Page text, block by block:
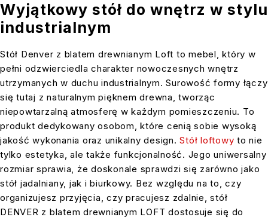
Wyjątkowy stół do wnętrz w stylu
industrialnym
Stół Denver z blatem drewnianym Loft to mebel, który w
pełni odzwierciedla charakter nowoczesnych wnętrz
utrzymanych w duchu industrialnym. Surowość formy łączy
się tutaj z naturalnym pięknem drewna, tworząc
niepowtarzalną atmosferę w każdym pomieszczeniu. To
produkt dedykowany osobom, które cenią sobie wysoką
jakość wykonania oraz unikalny design.Stół loftowy to nie
tylko estetyka, ale także funkcjonalność. Jego uniwersalny
rozmiar sprawia, że doskonale sprawdzi się zarówno jako
stół jadalniany, jak i biurkowy. Bez względu na to, czy
organizujesz przyjęcia, czy pracujesz zdalnie, stół
DENVER z blatem drewnianym LOFT dostosuje się do